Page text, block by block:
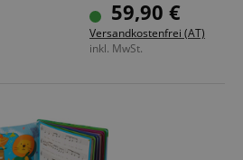
(aufsteckbar) und
59,90 €
Versandkostenfrei (AT)
inkl. MwSt.